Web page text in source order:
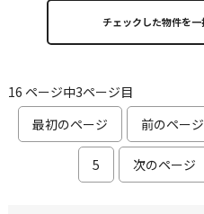
16 ページ中3ページ目
最初のページ
前のページ
5 次のページ